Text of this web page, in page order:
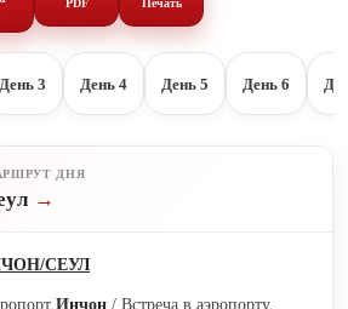
PDF Печать
День 3 День 4 День 5 День 6
ДНЯ
СЕУЛ
Инчон / Встреча в аэропорту,